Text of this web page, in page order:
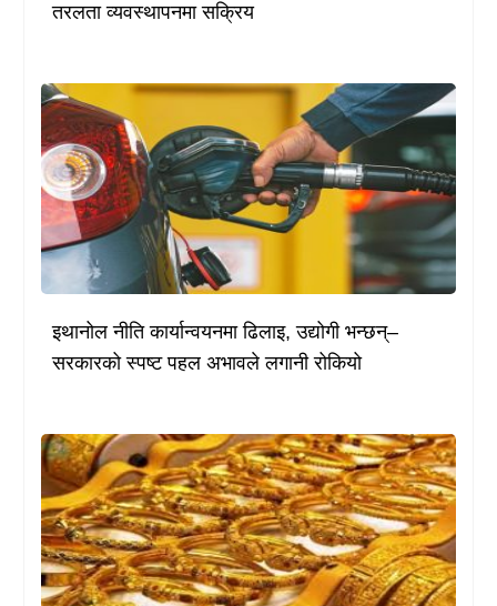
तरलता व्यवस्थापनमा सक्रिय
इथानोल नीति कार्यान्वयनमा ढिलाइ, उद्योगी भन्छन्–
सरकारको स्पष्ट पहल अभावले लगानी रोकियो